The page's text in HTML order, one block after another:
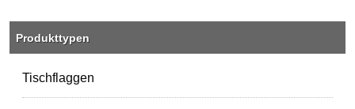
Produkttypen
Tischflaggen